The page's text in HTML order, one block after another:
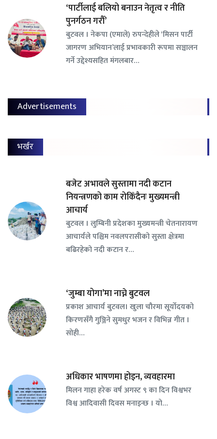
‘पार्टीलाई बलियो बनाउन नेतृत्व र नीति
पुनर्गठन गरौँ’
बुटवल । नेकपा (एमाले) रुपन्देहीले ‘मिसन पार्टी
जागरण अभियान’लाई प्रभावकारी रूपमा सञ्चालन
गर्ने उद्देश्यसहित मंगलबार…
Advertisements
भर्खर
बजेट अभावले सुस्तामा नदी कटान
नियन्त्रणको काम रोकिँदैनः मुख्यमन्त्री
आचार्य
बुटवल । लुम्बिनी प्रदेशका मुख्यमन्त्री चेतनारायण
आचार्यले पश्चिम नवलपरासीको सुस्ता क्षेत्रमा
बढिरहेको नदी कटान र…
‘जुम्बा योगा’मा नाच्ने बुटवल
प्रकाश आचार्य बुटवल। खुला चौरमा सूर्योदयको
किरणसँगै गुञ्जिने सुमधुर भजन र विभिन्न गीत ।
सोही…
अधिकार भाषणमा होइन, व्यवहारमा
मिलन गाहा हरेक वर्ष अगस्ट ९ का दिन विश्वभर
विश्व आदिवासी दिवस मनाइन्छ । यो…